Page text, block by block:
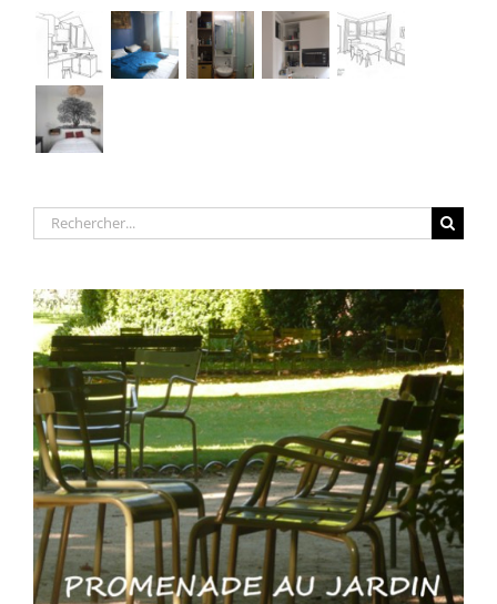
Rechercher: